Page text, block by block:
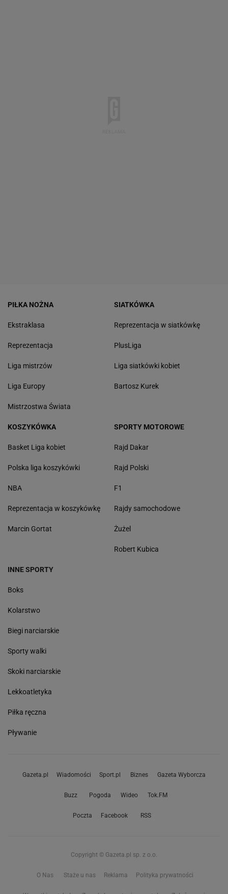
PIŁKA NOŻNA
Ekstraklasa
Reprezentacja
Liga mistrzów
Liga Europy
Mistrzostwa Świata
SIATKÓWKA
Reprezentacja w siatkówkę
PlusLiga
Liga siatkówki kobiet
Bartosz Kurek
KOSZYKÓWKA
Basket Liga kobiet
Polska liga koszykówki
NBA
Reprezentacja w koszykówkę
Marcin Gortat
SPORTY MOTOROWE
Rajd Dakar
Rajd Polski
F1
Rajdy samochodowe
Żużel
Robert Kubica
INNE SPORTY
Boks
Kolarstwo
Biegi narciarskie
Sporty walki
Skoki narciarskie
Lekkoatletyka
Piłka ręczna
Pływanie
Gazeta.pl Wiadomości Sport.pl Biznes Gazeta Wyborcza
Buzz Pogoda Wideo Tok.FM
Poczta Facebook RSS
Copyright © Gazeta.pl sp. z o.o.
O Nas Staże u nas Reklama Polityka prywatności